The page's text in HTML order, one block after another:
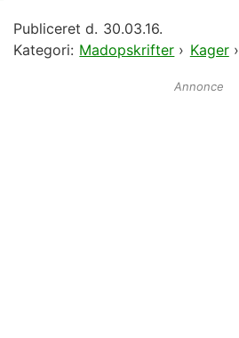
Publiceret d. 30.03.16.
Kategori: Madopskrifter › Kager›
Annonce